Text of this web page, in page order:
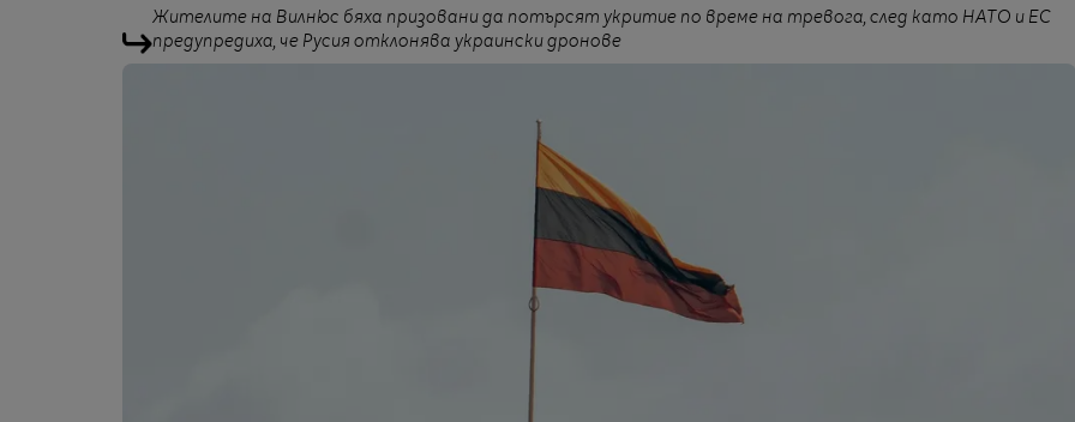
Жителите на Вилнюс бяха призовани да потърсят укритие по време на тревога, след като НАТО и ЕС
предупредиха, че Русия отклонява украински дронове